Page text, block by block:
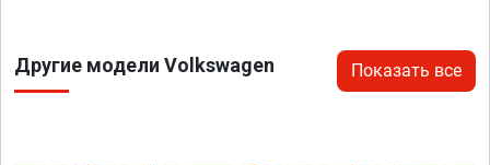
Другие модели Volkswagen Показать все